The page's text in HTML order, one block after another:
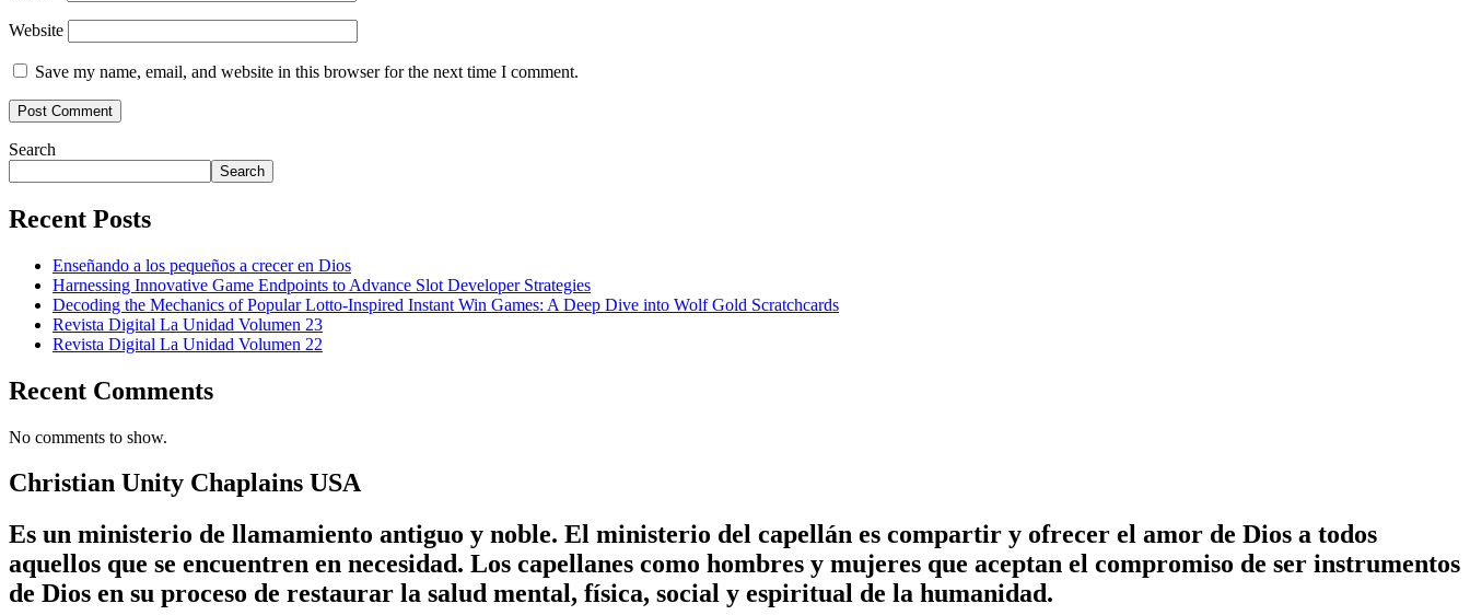
Website
Save my name, email, and website in this browser for the next time I comment.
Search
Search
Recent Posts
Enseñando a los pequeños a crecer en Dios
Harnessing Innovative Game Endpoints to Advance Slot Developer Strategies
Decoding the Mechanics of Popular Lotto-Inspired Instant Win Games: A Deep Dive into Wolf Gold Scratchcards
Revista Digital La Unidad Volumen 23
Revista Digital La Unidad Volumen 22
Recent Comments
No comments to show.
Christian Unity Chaplains USA
Es un ministerio de llamamiento antiguo y noble. El ministerio del capellán es compartir y ofrecer el amor de Dios a todos
aquellos que se encuentren en necesidad. Los capellanes como hombres y mujeres que aceptan el compromiso de ser instrumentos
de Dios en su proceso de restaurar la salud mental, física, social y espiritual de la humanidad.